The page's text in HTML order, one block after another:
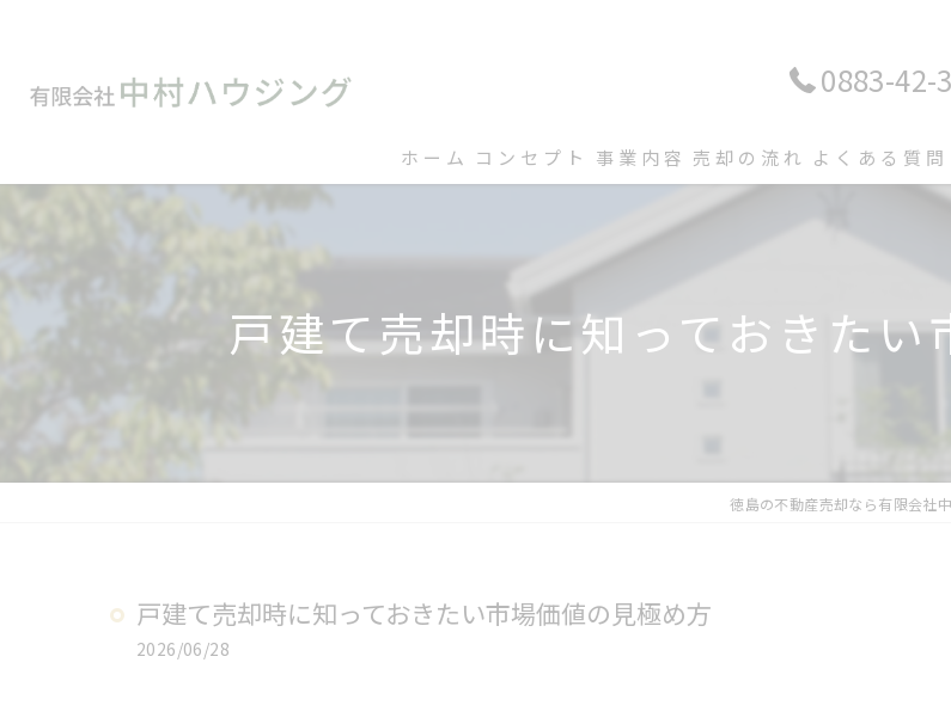
0883-42-
ホーム コンセプト 事業内容 売却の流れ よくある質問
戸建て売却時に知っておきたい
徳島の不動産売却なら有限会社
戸建て売却時に知っておきたい市場価値の見極め方
2026/06/28